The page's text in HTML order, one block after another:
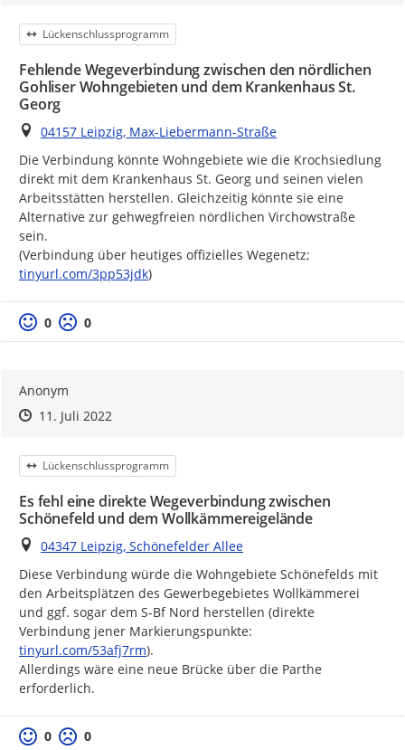
Kategorie
Lückenschlussprogramm
Fehlende Wegeverbindung zwischen den nördlichen
Gohliser Wohngebieten und dem Krankenhaus St.
Georg
Ort
04157 Leipzig, Max-Liebermann-Straße
Die Verbindung könnte Wohngebiete wie die Krochsiedlung
direkt mit dem Krankenhaus St. Georg und seinen vielen
Arbeitsstätten herstellen. Gleichzeitig könnte sie eine
Alternative zur gehwegfreien nördlichen Virchowstraße
sein.
(Verbindung über heutiges offizielles Wegenetz;
tinyurl.com/3pp53jdk)
Positive Bewertung
0 Negative Bewertung
0
Anonym
Zeitpunkt des Erstellens
Zeitpunkt des Erstellens
11. Juli 2022Zur Äußerung
Kategorie
Lückenschlussprogramm
Es fehl eine direkte Wegeverbindung zwischen
Schönefeld und dem Wollkämmereigelände
Ort
04347 Leipzig, Schönefelder Allee
Diese Verbindung würde die Wohngebiete Schönefelds mit
den Arbeitsplätzen des Gewerbegebietes Wollkämmerei
und ggf. sogar dem S-Bf Nord herstellen (direkte
Verbindung jener Markierungspunkte:
tinyurl.com/53afj7rm).
Allerdings wäre eine neue Brücke über die Parthe
erforderlich.
Positive Bewertung
0 Negative Bewertung
0